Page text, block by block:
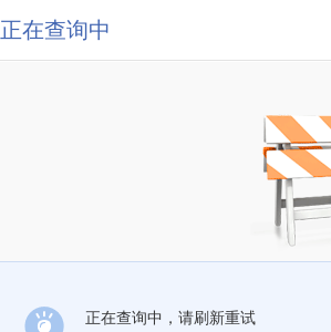
正在查询中
正在查询中，请刷新重试